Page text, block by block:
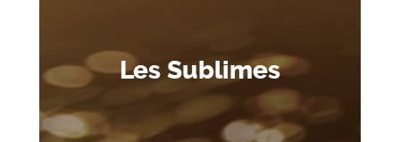
Les Sublimes